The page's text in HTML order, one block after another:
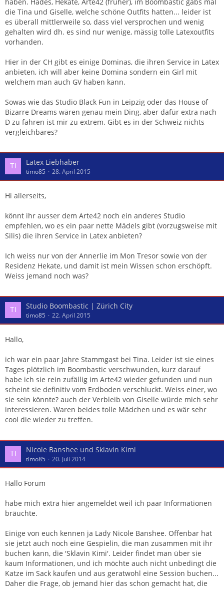
die Tina und Giselle, welche schöne Outfits hatten... leider ist
es überall mittlerweile so, dass viel versprochen und wenig
gehalten wird dh. es sind nur wenige, mässig tolle Latexoutfits
vorhanden.
Hier in der CH gibt es einige Dominas, die ihren Service in Latex
anbieten, ich will aber keine Domina sondern ein Girl mit
welchem man auch GV haben kann.
Sowas wie das Studio Black Fun in Leipzig oder das House of
Bizarre Dreams wären genau mein Ding, aber dafür extra nach
D zu fahren ist mir zu extrem. Gibt es in der Schweiz nichts
vergleichbares?
Latex Liebhaber
timo85 28. April 2015
Hi allerseits,
könnt ihr ausser dem Arte42 noch ein anderes Studio
empfehlen, wo es ein paar nette Mädels gibt (vorzugsweise mit
Silis) die ihren Service in Latex anbieten?
Ich weiss nur von der Annerlie im Mon Tresor sowie von der
Residenz Hekate, und damit ist mein Wissen schon erschöpft.
Weiss jemand noch was?
Studio Boombastic | Zürich City
timo85 22. April 2015
Hallo,
ich war ein paar Jahre Stammgast bei Tina. Leider ist sie eines
Tages plötzlich im Boombastic verschwunden, kurz darauf
habe ich sie rein zufällig im Arte42 wieder gefunden und nun
scheint sie definitiv vom Erdboden verschluckt. Weiss einer, wo
sie sein könnte? auch der Verbleib von Giselle würde mich sehr
interessieren. Waren beides tolle Mädchen und es wär sehr
cool die wieder zu treffen.
Nicole Banshee und Sklavin Kimi
timo85 20. Juli 2014
Hallo Forum
habe mich extra hier angemeldet weil ich paar Informationen
bräuchte.
Einige von euch kennen ja Lady Nicole Banshee. Offenbar hat
sie jetzt auch noch eine Gespielin, die man zusammen mit ihr
buchen kann, die 'Sklavin Kimi'. Leider findet man über sie
kaum Informationen, und ich möchte auch nicht unbedingt die
Katze im Sack kaufen und aus geratwohl eine Session buchen...
Daher die Frage, ob jemand hier das schon gemacht hat, die